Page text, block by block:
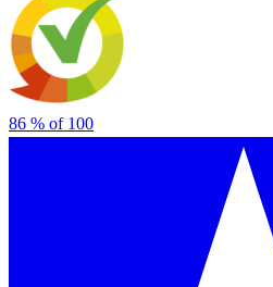
86 % of 100